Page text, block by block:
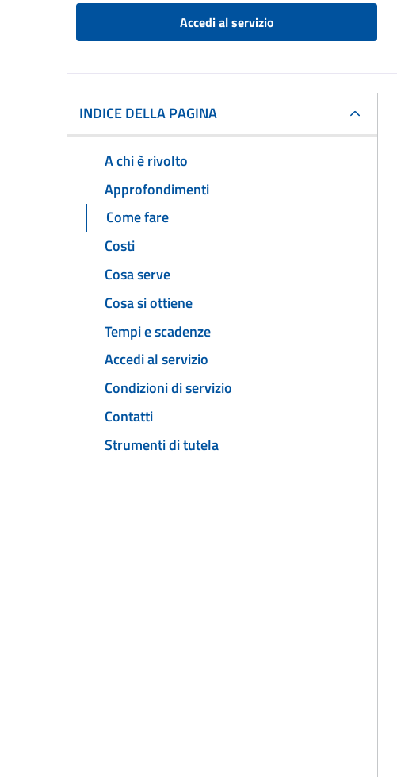
Accedi al servizio
INDICE DELLA PAGINA
A chi è rivolto
Approfondimenti
Come fare
Costi
Cosa serve
Cosa si ottiene
Tempi e scadenze
Accedi al servizio
Condizioni di servizio
Contatti
Strumenti di tutela